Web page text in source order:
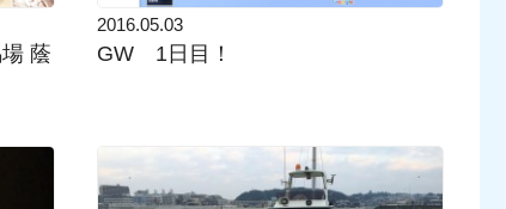
蔭
2016.05.03
GW 1日目！